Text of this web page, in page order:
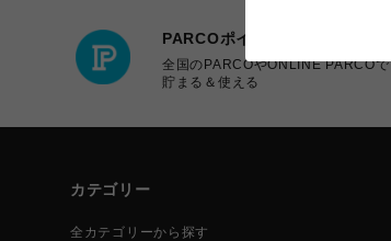
PARCOポイント
全国のPARCOやONLINE PARCOで
貯まる＆使える
カテゴリー
全カテゴリーから探す